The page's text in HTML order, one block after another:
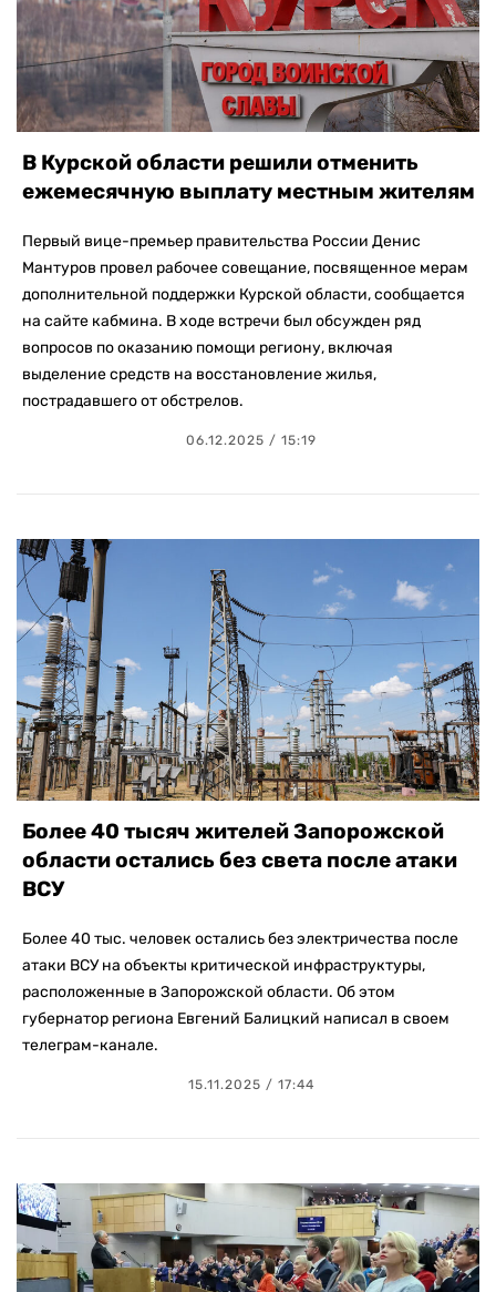
В Курской области решили отменить
ежемесячную выплату местным жителям
Первый вице-премьер правительства России Денис
Мантуров провел рабочее совещание, посвященное мерам
дополнительной поддержки Курской области, сообщается
на сайте кабмина. В ходе встречи был обсужден ряд
вопросов по оказанию помощи региону, включая
выделение средств на восстановление жилья,
пострадавшего от обстрелов.
06.12.2025 / 15:19
Более 40 тысяч жителей Запорожской
области остались без света после атаки
ВСУ
Более 40 тыс. человек остались без электричества после
атаки ВСУ на объекты критической инфраструктуры,
расположенные в Запорожской области. Об этом
губернатор региона Евгений Балицкий написал в своем
телеграм-канале.
15.11.2025 / 17:44